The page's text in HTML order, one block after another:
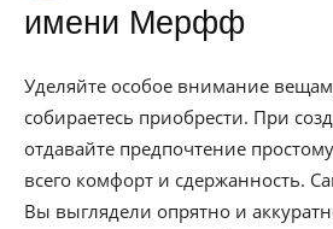
имени Мерфф
Уделяйте особое внимание
собираетесь приобрести. При
отдавайте предпочтение
всего комфорт и сдержанность.
Вы выглядели опрятно и